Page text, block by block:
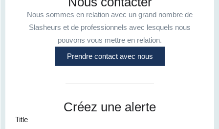
Nous sommes en relation avec un grand nombre de
Slasheurs et de professionnels avec lesquels nous
pouvons vous mettre en relation.
Prendre contact avec nous
Créez une alerte
Title